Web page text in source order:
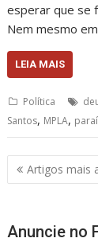
esperar que se
Nem mesmo
LEIA MAIS
Política
Santos, MPLA,
de
Artigos mais
Anuncie no